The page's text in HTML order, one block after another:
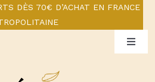
DÈS 70€ D’ACHAT EN FRANCE